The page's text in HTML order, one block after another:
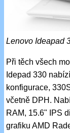
Lenovo Ideapad
Při těch všech
Idepad 330
konfigurace,
včetně DPH.
RAM, 15.6" IPS
grafiku AMD